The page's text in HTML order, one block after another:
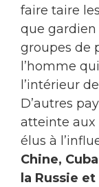
faire taire
que
groupes de
l’homme
l’intérieur
D’autres
atteinte aux
élus à
Chine,
la Russie